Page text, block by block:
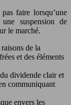
faire lorsqu’une
suspension de
le marché.
de la
et des éléments
dividende clair et
communiquant
envers les